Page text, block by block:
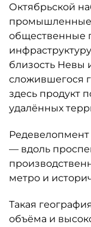
Октябрьской
промышленные
общественные
близость Невы
сложившегося
здесь продукт
удалённых
— вдоль
метро и
Такая
объёма и